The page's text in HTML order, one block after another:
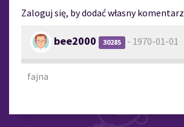
Zaloguj się, by dodać własny komentarz
bee2000 30285 - 1970-01-01
fajna